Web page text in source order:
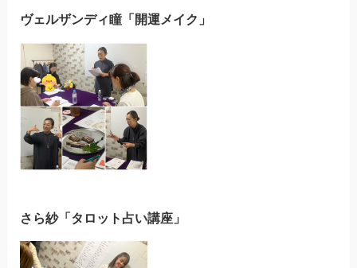
ヴェルザンディ瞳「開運メイク」
さら紗「タロット占い講座」